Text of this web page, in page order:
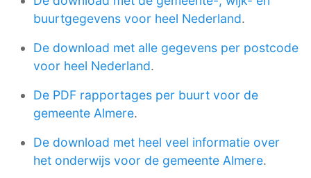
buurtgegevens voor heel Nederland.
De download met alle gegevens per postcode
voor heel Nederland.
De PDF rapportages per buurt voor de
gemeente Almere.
De download met heel veel informatie over
het onderwijs voor de gemeente Almere.